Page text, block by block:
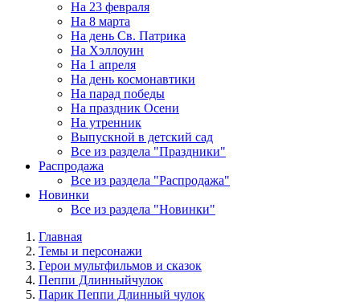
На 23 февраля
На 8 марта
На день Св. Патрика
На Хэллоуин
На 1 апреля
На день космонавтики
На парад победы
На праздник Осени
На утренник
Выпускной в детский сад
Все из раздела "Праздники"
Распродажа
Все из раздела "Распродажа"
Новинки
Все из раздела "Новинки"
Главная
Темы и персонажи
Герои мультфильмов и сказок
Пеппи Длинныйчулок
Парик Пеппи Длинный чулок